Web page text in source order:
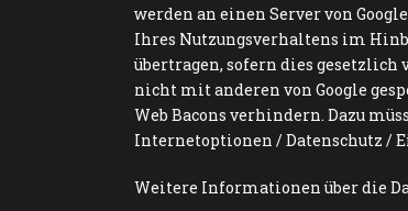
werden an einen Server von
Ihres Nutzungsverhaltens im
übertragen, sofern dies gesetzlich
nicht mit anderen von Google
Web Bacons verhindern. Dazu
Internetoptionen / Datenschutz /
Weitere Informationen über die